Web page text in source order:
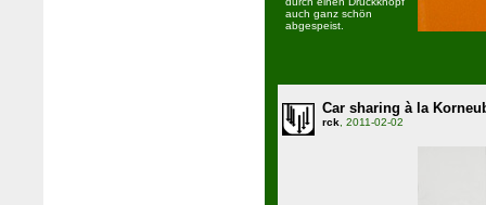
auch ganz schön
abgespeist.
Car sharing à la
rck, 2011-02-02